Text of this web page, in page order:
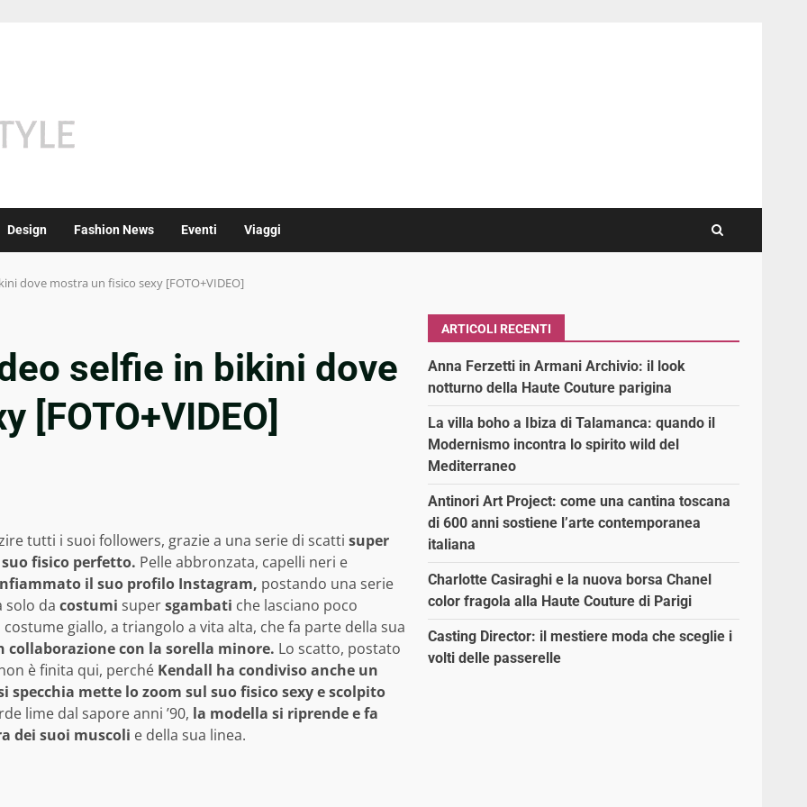
Design Fashion News Eventi Viaggi
dove mostra un fisico sexy [FOTO+VIDEO]
selfie in bikini dove
[FOTO+VIDEO]
tutti i suoi followers, grazie a una serie di scatti super
fisico perfetto. Pelle abbronzata, capelli neri e
il suo profilo Instagram, postando una serie
solo da costumi supersgambati che lasciano poco
giallo, a triangolo a vita alta, che fa parte della sua
con la sorella minore. Lo scatto, postato
è finita qui, perché Kendall ha condiviso anche un
mette lo zoom sul suo fisico sexy e scolpito
lime dal sapore anni ’90, la modella si riprende e fa
dei suoi muscoli e della sua linea.
ARTICOLI RECENTI
Anna Ferzetti in Armani Archivio: il look
notturno della Haute Couture parigina
La villa boho a Ibiza di Talamanca: quando il
Modernismo incontra lo spirito wild del
Mediterraneo
Antinori Art Project: come una cantina toscana
di 600 anni sostiene l’arte contemporanea
italiana
Charlotte Casiraghi e la nuova borsa Chanel
color fragola alla Haute Couture di Parigi
Casting Director: il mestiere moda che sceglie i
volti delle passerelle